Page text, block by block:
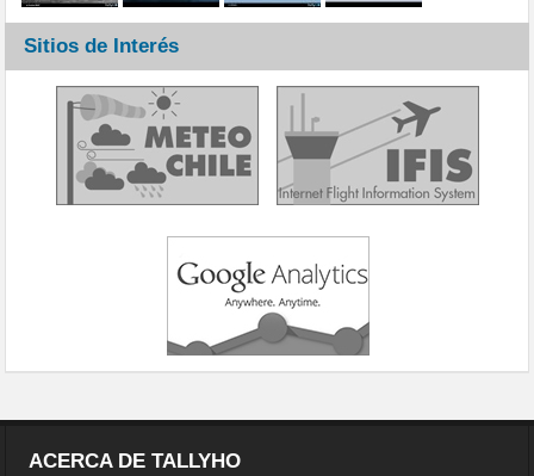
Sitios de Interés
ACERCA DE TALLYHO